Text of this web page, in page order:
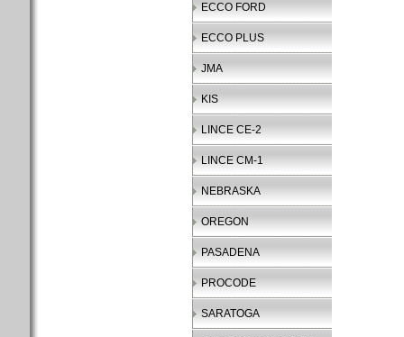
ECCO FORD
ECCO PLUS
JMA
KIS
LINCE CE-2
LINCE CM-1
NEBRASKA
OREGON
PASADENA
PROCODE
SARATOGA